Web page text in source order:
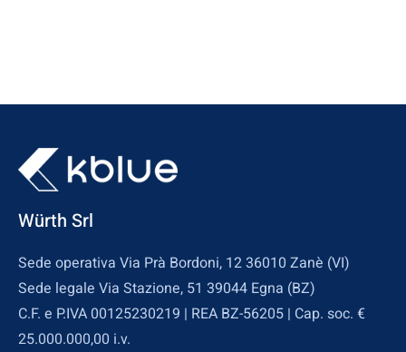
Würth Srl
Sede operativa Via Prà Bordoni, 12 36010 Zanè (VI)
Sede legale Via Stazione, 51 39044 Egna (BZ)
C.F. e P.IVA 00125230219 | REA BZ-56205 | Cap. soc. €
25.000.000,00 i.v.